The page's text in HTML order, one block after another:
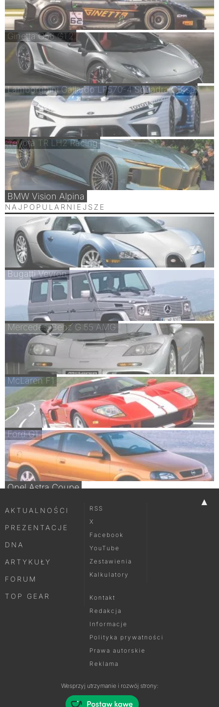
Ginetta G56 GT2
Lamborghini Gallardo LP570-4 Squadra Corse
Toyota TR LH2 Racing
BMW Vision Alpina
NAJPOPULARNIEJSZE
Bugatti Veyron
Mercedes-Benz G 55 AMG
McLaren F1
Ford GT
Opel Astra Coupe
▲
AKTUALNOŚCI
PREZENTACJE
DNA
ARTYKUŁY
FORUM
TOP GEAR
RSS
X
Facebook
YouTube
Zestawienia
Kalkulatory
Kontakt
Redakcja
Informacje
Polityka prywatności
Prawa autorskie
Reklama
Wesprzyj utrzymanie i rozwój strony: